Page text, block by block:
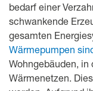
bedarf einer
schwankende
gesamten
Wärmepumpen
Wohngebäuden, in
Wärmenetzen.